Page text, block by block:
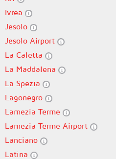
Ivrea
Jesolo
Jesolo Airport
La Caletta
La Maddalena
La Spezia
Lagonegro
Lamezia Terme
Lamezia Terme Airport
Lanciano
Latina